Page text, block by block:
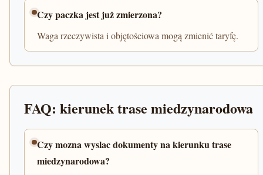
Czy paczka jest już zmierzona?
Waga rzeczywista i objętościowa mogą zmienić taryfę.
FAQ: kierunek trase miedzynarodowa
Czy mozna wyslac dokumenty na kierunku trase
miedzynarodowa?